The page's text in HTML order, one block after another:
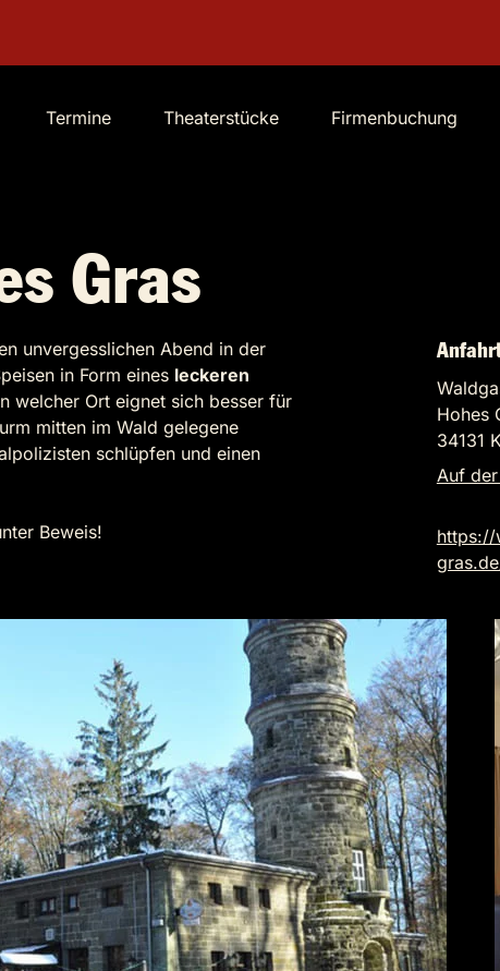
Termine Theaterstücke Firmenbuchung
Gras
unvergesslichen Abend in der
in Form eines leckeren
welcher Ort eignet sich besser für
mitten im Wald gelegene
schlüpfen und einen
Beweis!
Hohes
34131
Auf
https://